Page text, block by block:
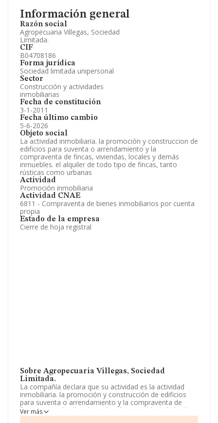
Información general
Razón social
Agropecuaria Villegas, Sociedad
Limitada.
CIF
B04708186
Forma jurídica
Sociedad limitada unipersonal
Sector
Construcción y actividades
inmobiliarias
Fecha de constitución
3-1-2011
Fecha último cambio
5-6-2026
Objeto social
La actividad inmobiliaria. la promoción y construccion de
edificios para suventa o arrendamiento y la
compraventa de fincas, viviendas, locales y demás
inmuebles. el alquiler de todo tipo de fincas, tanto
rústicas como urbanas
Actividad
Promoción inmobiliaria
Actividad CNAE
6811 - Compraventa de bienes inmobiliarios por cuenta
propia
Estado de la empresa
Cierre de hoja registral
Sobre Agropecuaria Villegas, Sociedad
Limitada.
La compañía declara que su actividad es la actividad
inmobiliaria. la promoción y construcción de edificios
para suventa o arrendamiento y la compraventa de
fincas, viviendas, locales y demás inmuebles. el alquiler
de todo tipo de fincas, tanto rústicas como urbanas. La
Ver más
Información oficial y registral complementaria.